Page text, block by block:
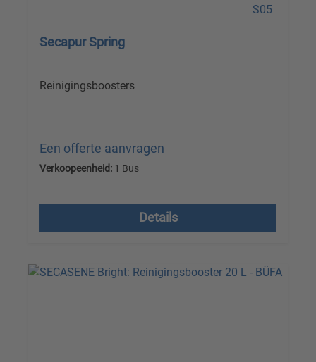
Secapur Spring
Reinigingsboosters
Een offerte aanvragen
Verkoopeenheid: 1 Bus
Details